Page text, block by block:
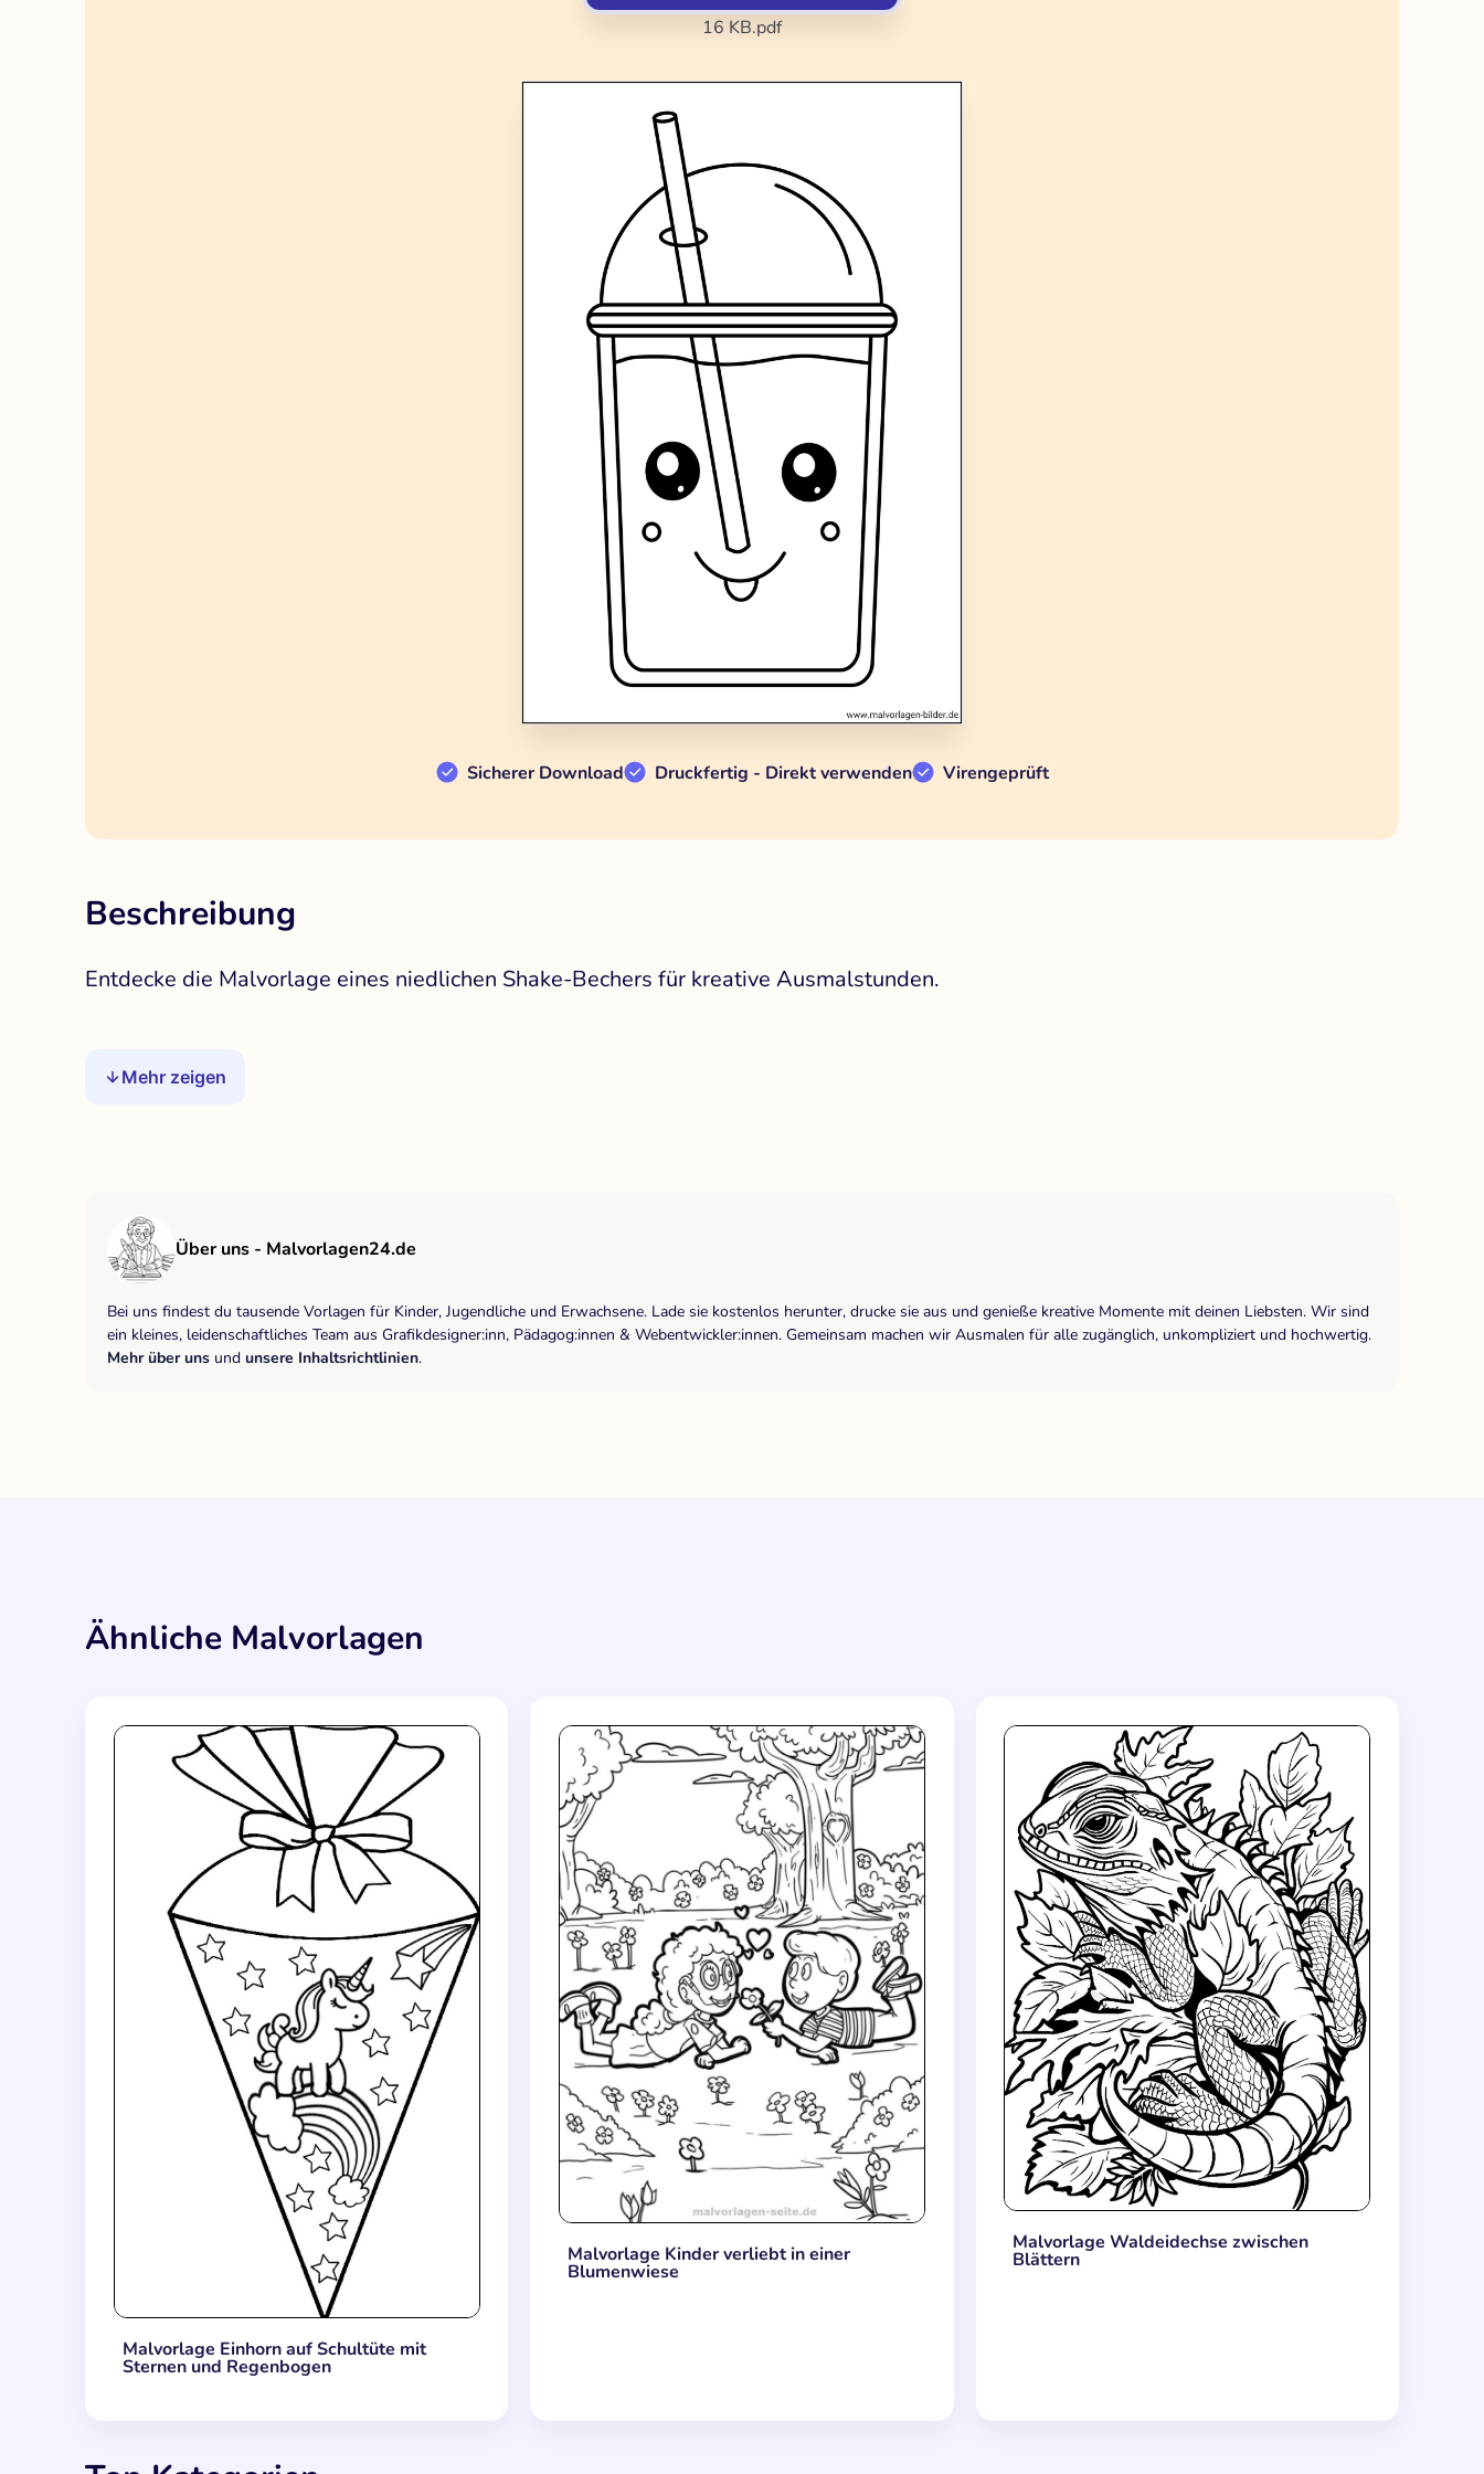
16 KB.pdf
Sicherer Download Druckfertig - Direkt verwenden Virengeprüft
Beschreibung
Entdecke die Malvorlage eines niedlichen Shake-Bechers für kreative Ausmalstunden.
Mehr zeigen
Über uns - Malvorlagen24.de
Bei uns findest du tausende Vorlagen für Kinder, Jugendliche und Erwachsene. Lade sie kostenlos herunter, drucke sie aus und genieße kreative Momente mit deinen Liebsten. Wir sind
ein kleines, leidenschaftliches Team aus Grafikdesigner:inn, Pädagog:innen & Webentwickler:innen. Gemeinsam machen wir Ausmalen für alle zugänglich, unkompliziert und hochwertig.
Mehr über uns und unsere Inhaltsrichtlinien.
Ähnliche Malvorlagen
Malvorlage Einhorn auf Schultüte mit
Sternen und Regenbogen
Malvorlage Kinder verliebt in einer
Blumenwiese
Malvorlage Waldeidechse zwischen
Blättern